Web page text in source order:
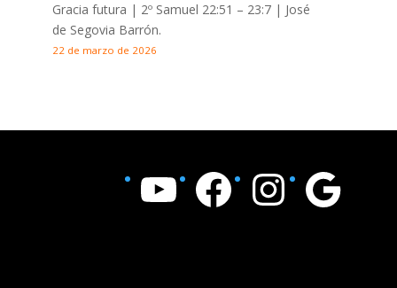
Gracia futura | 2º Samuel 22:51 – 23:7| José
de Segovia Barrón.
22 de marzo de 2026
YouTube Facebook Instagram Google